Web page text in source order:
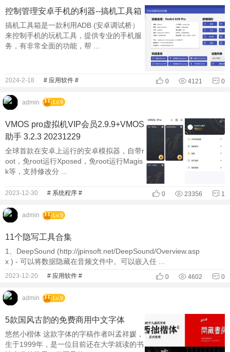
控制管理安卓手机的利器--搞机工具箱
搞机工具箱是一款利用ADB (安卓调试桥）
来控制手机的玩机工具，提供专业的手机服
务，有非常全面的功能，帮 ...
2024-2-18 # 应用软件 # 0 4121 0
admin Lv.9
VMOS pro虚拟机VIP会员2.9.9+VMOS
助手 3.2.3 20231229
全球首款在安卓上运行的安卓模拟器，自带r
oot，免root运行Xposed，免root运行Magis
k等，支持修改分 ...
2023-12-30 # 系统程序 # 0 23356 1
admin Lv.9
11个隐写工具合集
1、DeepSound (http://jpinsoft.net/DeepSound/Overview.asp
x ) - 可以将数据隐藏在音频文件中。可以嵌入任 ...
2023-12-20 # 应用软件 # 0 4602 0
admin Lv.9
5款国风古韵的免费商用中文字体
悠然小楷体 这款字体的字稿作者叫孟祥媛，
生于1999年，是一位目前还在大学就读的书